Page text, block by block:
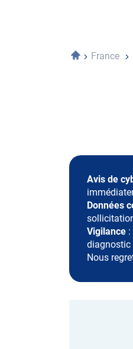
AccueilFrance
Avis de
Données
Vigilance
diagnostic
Nous